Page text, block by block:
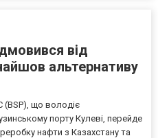
від
альтернативу
(BSP), що володіє
порту Кулеві, перейде
нафти з Казахстану та